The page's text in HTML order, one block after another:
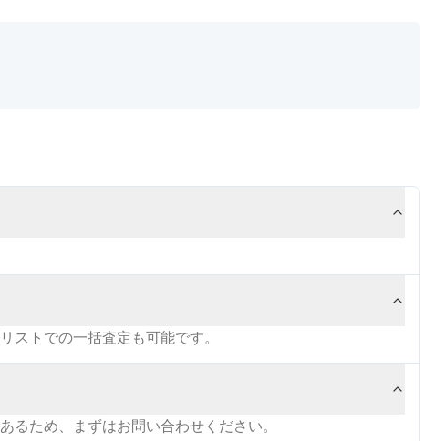
トでの一括査定も可能です。
ため、まずはお問い合わせください。